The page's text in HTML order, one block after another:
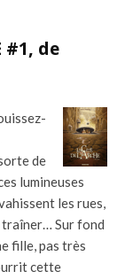
#1, de
de
lumineuses
les rues,
traîner… Sur fond
fille, pas très
cette